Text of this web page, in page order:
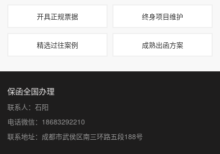
开具正规票据 终身项目维护
精选过往案例 成熟出函方案
保函全国办理
联系人：石阳
电话微信：18683292210
联系地址：成都市武侯区南三环路五段188号